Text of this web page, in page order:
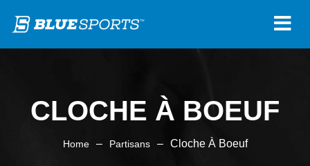
CLOCHE À BOEUF
Home – Partisans – Cloche À Boeuf